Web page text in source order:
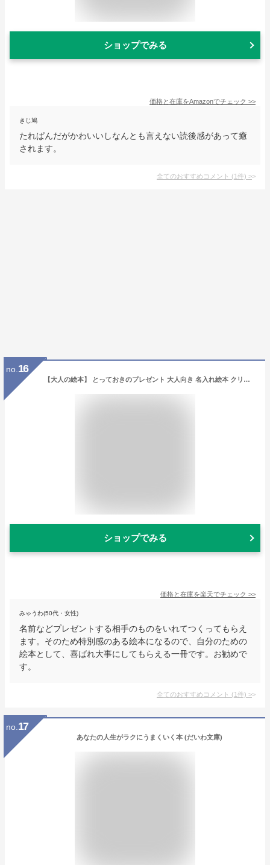
ショップでみる
価格と在庫をAmazonでチェック >>
きじ鳩
たれぱんだがかわいいしなんとも言えない読後感があって癒
されます。
全てのおすすめコメント (1件) >
no. 16
【大人の絵本】 とっておきのプレゼント 大人向き 名入れ絵本 クリスマス クリスマスプレゼント 彼女 彼氏 友達 仲間 妻 夫 主人 感謝 感動 家族 思いやり 30代 40代 イブ サプライズ サンタクロース トナカイ オリジナル絵本 【大人向き】 大切な人へのプレゼント
ショップでみる
価格と在庫を楽天でチェック >>
みゃうわ(50代・女性)
名前などプレゼントする相手のものをいれてつくってもらえ
ます。そのため特別感のある絵本になるので、自分のための
絵本として、喜ばれ大事にしてもらえる一冊です。お勧めで
す。
全てのおすすめコメント (1件) >
no. 17
あなたの人生がラクにうまくいく本 (だいわ文庫)